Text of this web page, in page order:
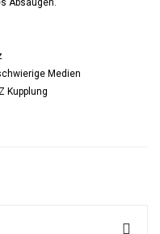
Absaugen.
Medien
Kupplung